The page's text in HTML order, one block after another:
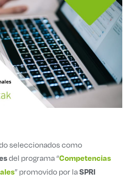
seleccionados como
del programa “Competencias
” promovido por laSPRI